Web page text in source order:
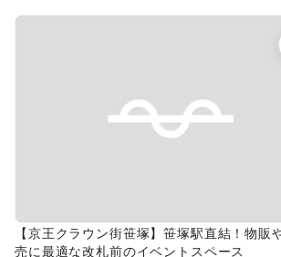
【宮城県】ララガーデン長町のスペース
【和歌山県】和歌山ミオのスペース
【京王クラウン街笹塚】笹塚駅直結！物販
売に最適な改札前のイベントスペース